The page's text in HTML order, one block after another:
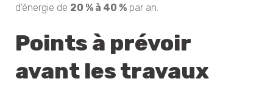
d’énergie de 20 % à 40 % par an.
Points à prévoir
avant les travaux